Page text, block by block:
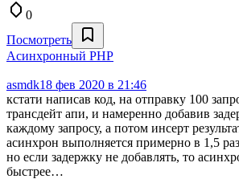
0
Посмотреть
Aсинхронный PHP
asmdk18 фев 2020 в 21:46
кстати написав код, на отправку 100
трансдейт апи, и намеренно добавив
каждому запросу, а потом инсерт
асинхрон выполняется примерно в 1,5
но если задержку не добавлять, то
быстрее…